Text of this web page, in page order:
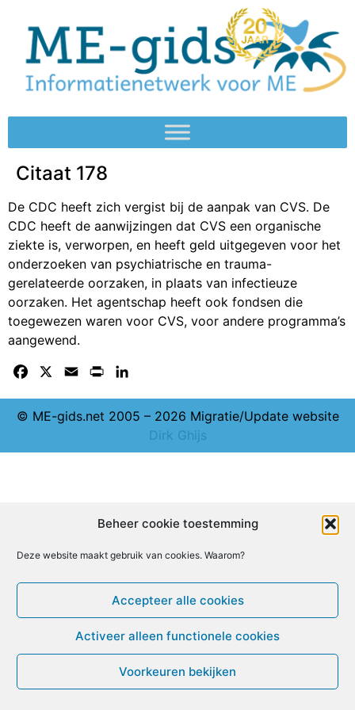
Beheer cookie toestemming
Deze website maakt gebruik van cookies. Waarom?
Accepteer alle cookies
Activeer alleen functionele cookies
Voorkeuren bekijken
Citaat 178
De CDC heeft zich vergist bij de aanpak van CVS. De
CDC heeft de aanwijzingen dat CVS een organische
ziekte is, verworpen, en heeft geld uitgegeven voor het
onderzoeken van psychiatrische en trauma-
gerelateerde oorzaken, in plaats van infectieuze
oorzaken. Het agentschap heeft ook fondsen die
toegewezen waren voor CVS, voor andere programma’s
aangewend.
Facebook Email Print
© ME-gids.net 2005 – 2026 Migratie/Update website
Dirk Ghijs